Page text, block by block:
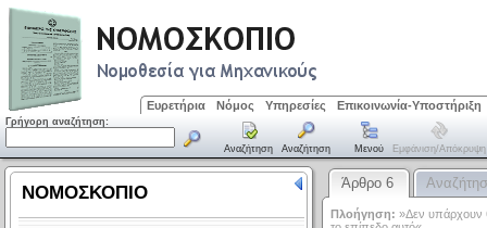
Ευρετήρια Νόμος Υπηρεσίες Επικοινωνία-Υποστήριξη
Γρήγορη αναζήτηση:
Αναζήτηση Αναζήτηση Μενού Εμφάνιση/απόκρυψη
Άρθρο 6